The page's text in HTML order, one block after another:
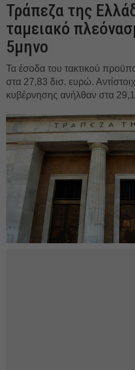
Τράπεζα της
ταμειακό
5μηνο
Τα έσοδα του τακτικού
στα 27,83 δισ. ευρώ.
κυβέρνησης ανήλθαν στα